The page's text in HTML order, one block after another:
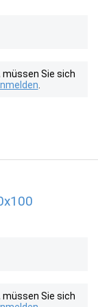
Sie sich
Sie sich